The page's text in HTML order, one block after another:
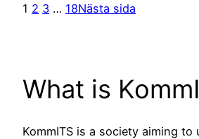
1 2 3 … 18Nästa sida
What is
KommITS is a society aiming to